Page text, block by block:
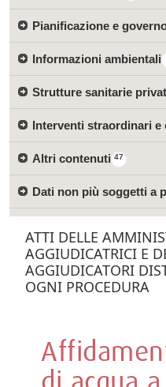
Pianificazione e
Informazioni ambientali
Strutture sanitarie
Interventi straordinari e
47
Altri contenuti
Dati non più soggetti a
ATTI DELLE
AGGIUDICATRICI E
AGGIUDICATORI
OGNI PROCEDURA